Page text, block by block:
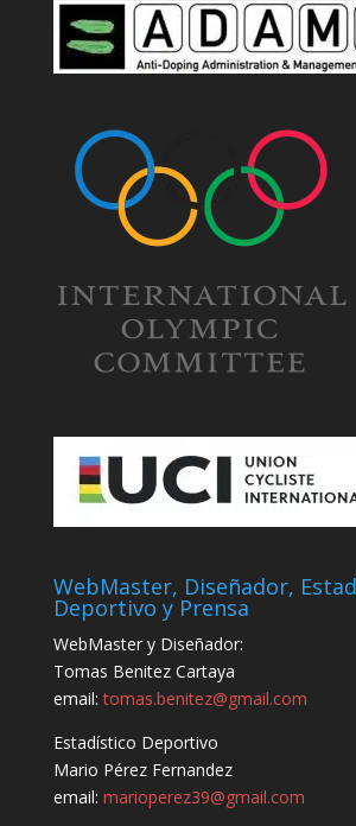
WebMaster, Diseñador,
Deportivo y Prensa
WebMaster y Diseñador:
Tomas Benitez Cartaya
email:tomas.benitez@gmail.com
Estadístico Deportivo
Mario Pérez Fernandez
email: marioperez39@gmail.com